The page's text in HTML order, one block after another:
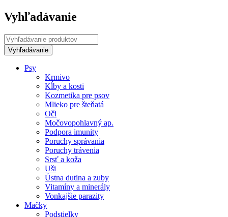
Vyhľadávanie
Psy
Krmivo
Kĺby a kosti
Kozmetika pre psov
Mlieko pre šteňatá
Oči
Močovopohlavný ap.
Podpora imunity
Poruchy správania
Poruchy trávenia
Srsť a koža
Uši
Ústna dutina a zuby
Vitamíny a minerály
Vonkajšie parazity
Mačky
Podstielky